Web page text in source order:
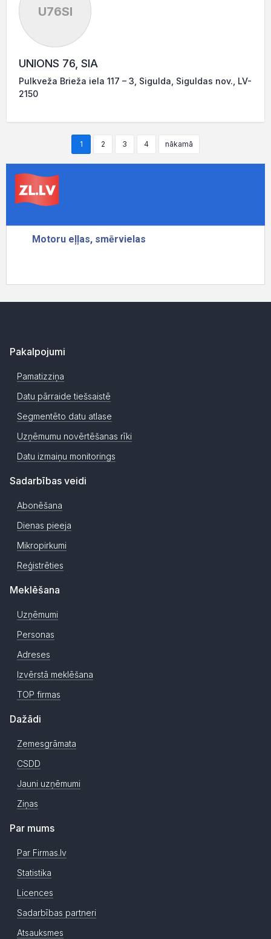
U76SI
UNIONS 76, SIA
Pulkveža Brieža iela 117 – 3, Sigulda, Siguldas nov., LV-
2150
1 2 3 4 nākamā
Pakalpojumi
Pamatizziņa
Datu pārraide tiešsaistē
Segmentēto datu atlase
Uzņēmumu novērtēšanas rīki
Datu izmaiņu monitorings
Sadarbības veidi
Abonēšana
Dienas pieeja
Mikropirkumi
Reģistrēties
Meklēšana
Uzņēmumi
Personas
Adreses
Izvērstā meklēšana
TOP firmas
Dažādi
Zemesgrāmata
CSDD
Jauni uzņēmumi
Ziņas
Par mums
Par Firmas.lv
Statistika
Licences
Sadarbības partneri
Atsauksmes